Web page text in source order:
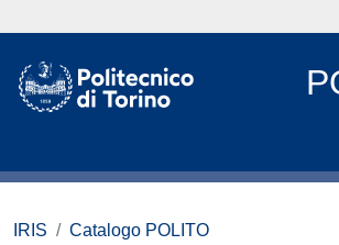
IRIS
Catalogo POLITO